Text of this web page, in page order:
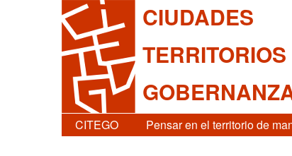
CIUDADES
TERRITORIOS
CITEGO Pensar en el territorio de